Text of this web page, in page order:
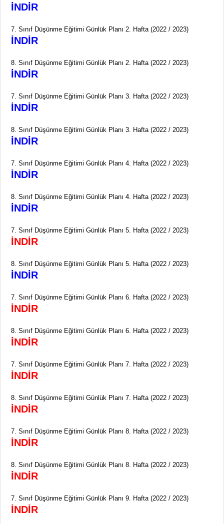
İNDİR
7. Sınıf Düşünme Eğitimi Günlük Planı 2. Hafta (2022 / 2023)
İNDİR
8. Sınıf Düşünme Eğitimi Günlük Planı 2. Hafta (2022 / 2023)
İNDİR
7. Sınıf Düşünme Eğitimi Günlük Planı 3. Hafta (2022 / 2023)
İNDİR
8. Sınıf Düşünme Eğitimi Günlük Planı 3. Hafta (2022 / 2023)
İNDİR
7. Sınıf Düşünme Eğitimi Günlük Planı 4. Hafta (2022 / 2023)
İNDİR
8. Sınıf Düşünme Eğitimi Günlük Planı 4. Hafta (2022 / 2023)
İNDİR
7. Sınıf Düşünme Eğitimi Günlük Planı 5. Hafta (2022 / 2023)
İNDİR
8. Sınıf Düşünme Eğitimi Günlük Planı 5. Hafta (2022 / 2023)
İNDİR
7. Sınıf Düşünme Eğitimi Günlük Planı 6. Hafta (2022 / 2023)
İNDİR
8. Sınıf Düşünme Eğitimi Günlük Planı 6. Hafta (2022 / 2023)
İNDİR
7. Sınıf Düşünme Eğitimi Günlük Planı 7. Hafta (2022 / 2023)
İNDİR
8. Sınıf Düşünme Eğitimi Günlük Planı 7. Hafta (2022 / 2023)
İNDİR
7. Sınıf Düşünme Eğitimi Günlük Planı 8. Hafta (2022 / 2023)
İNDİR
8. Sınıf Düşünme Eğitimi Günlük Planı 8. Hafta (2022 / 2023)
İNDİR
7. Sınıf Düşünme Eğitimi Günlük Planı 9. Hafta (2022 / 2023)
İNDİR